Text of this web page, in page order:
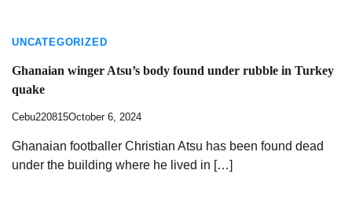
UNCATEGORIZED
Ghanaian winger Atsu’s body found under rubble in Turkey
quake
Cebu220815October 6, 2024
Ghanaian footballer Christian Atsu has been found dead
under the building where he lived in […]